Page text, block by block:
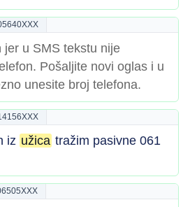
jer u SMS tekstu nije
Pošaljite novi oglas i u
unesite broj telefona.
iz užica tražim pasivne 061